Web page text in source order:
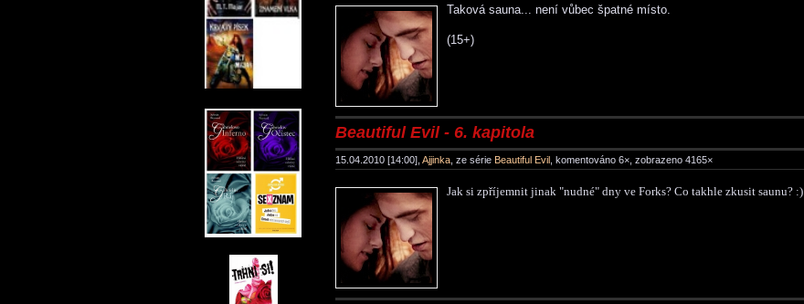
Taková sauna... není vůbec špatné místo.
(15+)
Beautiful Evil - 6. kapitola
15.04.2010 [14:00], Ajjinka , ze série Beautiful Evil , komentováno 6×, zobrazeno 4165×
Jak si zpříjemnit jinak "nudné" dny ve Forks? Co takhle zkusit saunu? :)